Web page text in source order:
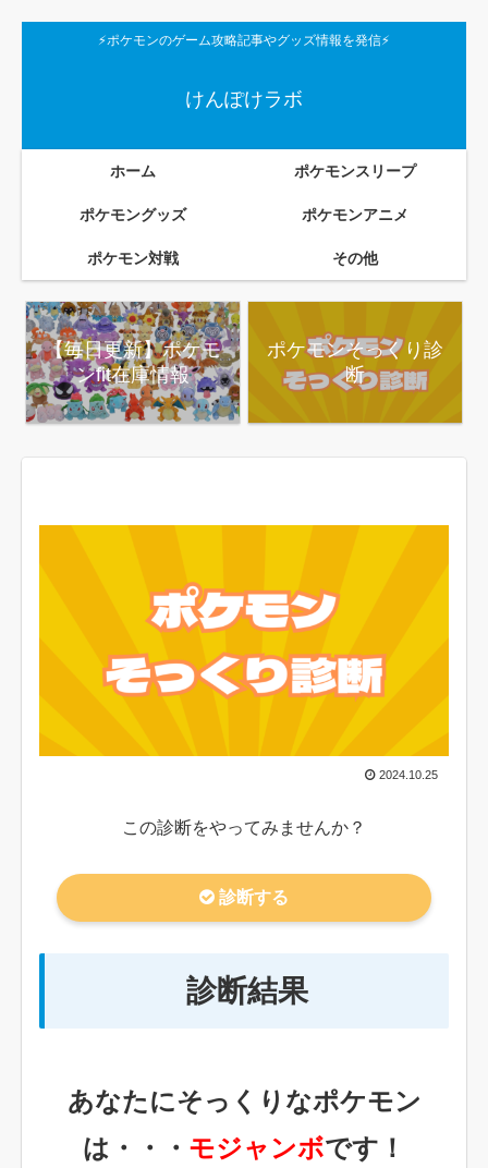
⚡ポケモンのゲーム攻略記事やグッズ情報を発信⚡
けんぽけラボ
ホーム ポケモンスリープ
ポケモングッズ ポケモンアニメ
ポケモン対戦 その他
【毎日更新】ポケモ
ンfit在庫情報
ポケモンそっくり診
断
2024.10.25
この診断をやってみませんか？
診断する
診断結果
あなたにそっくりなポケモン
は・・・ モジャンボです！